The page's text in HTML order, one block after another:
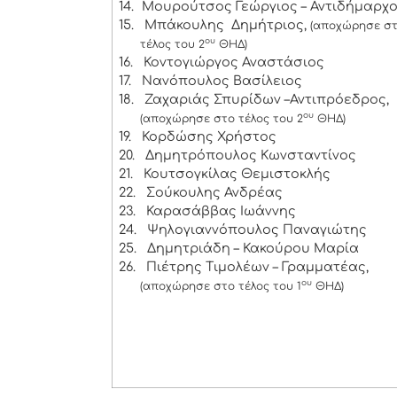
14.
Μουρούτσος Γεώργιος –
15.
Μπάκουλης Δημήτριος, (αποχώρησε
τέλος του 2ουΘΗΔ)
16.
Κοντογιώργος Αναστάσιος
17.
Νανόπουλος Βασίλειος
18.
Ζαχαριάς Σπυρίδων –Αντιπρόεδρος,
(αποχώρησε στο τέλος του 2ουΘΗΔ)
19.
Κορδώσης Χρήστος
20.
Δημητρόπουλος Κωνσταντίνος
21.
Κουτσογκίλας Θεμιστοκλής
22.
Σούκουλης Ανδρέας
23.
Καρασάββας Ιωάννης
24.
Ψηλογιαννόπουλος Παναγιώτης
25.
Δημητριάδη – Κακούρου Μαρία
26.
Πιέτρης Τιμολέων – Γραμματέας,
(αποχώρησε στο τέλος του 1ουΘΗΔ)